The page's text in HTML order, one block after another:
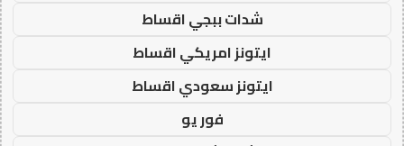
شدات ببجي اقساط
ايتونز امريكي اقساط
ايتونز سعودي اقساط
فور يو